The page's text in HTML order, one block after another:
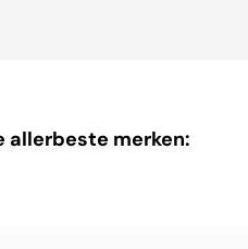
allerbeste merken: